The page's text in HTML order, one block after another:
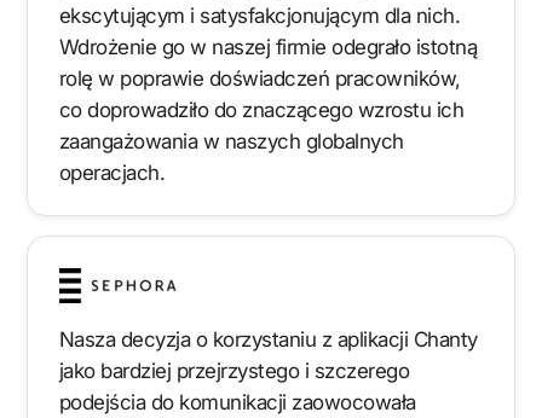
ekscytującym i satysfakcjonującym dla nich.
Wdrożenie go w naszej firmie odegrało istotną
rolę w poprawie doświadczeń pracowników,
co doprowadziło do znaczącego wzrostu ich
zaangażowania w naszych globalnych
operacjach.
Nasza decyzja o korzystaniu z aplikacji Chanty
jako bardziej przejrzystego i szczerego
podejścia do komunikacji zaowocowała